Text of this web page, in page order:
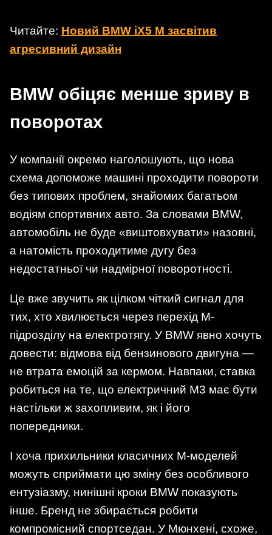
Читайте: Новий BMW iX5 M засвітив
агресивний дизайн
BMW обіцяє менше зриву в
поворотах
У компанії окремо наголошують, що нова
схема допоможе машині проходити повороти
без типових проблем, знайомих багатьом
водіям спортивних авто. За словами BMW,
автомобіль не буде «виштовхувати» назовні,
а натомість проходитиме дугу без
недостатньої чи надмірної поворотності.
Це вже звучить як цілком чіткий сигнал для
тих, хто хвилюється через перехід M-
підрозділу на електротягу. У BMW явно хочуть
довести: відмова від бензинового двигуна —
не втрата емоцій за кермом. Навпаки, ставка
робиться на те, що електричний M3 має бути
настільки ж захопливим, як і його
попередники.
І хоча прихильники класичних M-моделей
можуть сприймати цю зміну без особливого
ентузіазму, нинішні кроки BMW показують
інше. Бренд не збирається робити
компромісний спортседан. У Мюнхені, схоже,